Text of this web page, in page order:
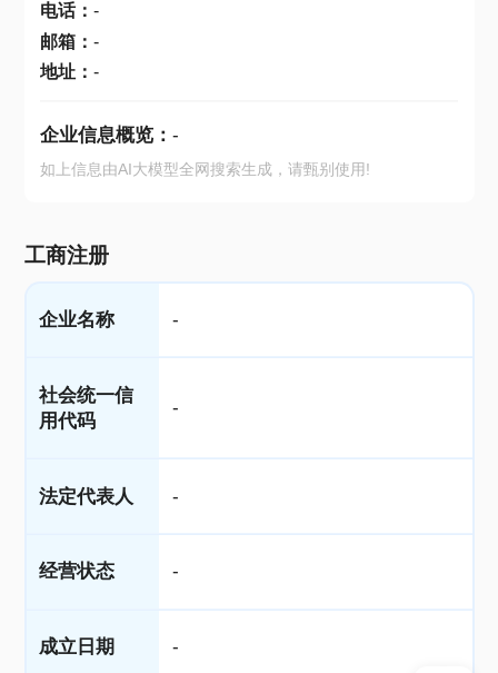
电话： -
邮箱： -
地址： -
企业信息概览： -
如上信息由AI大模型全网搜索生成，请甄别使用!
工商注册
企业名称 -
社会统一信
用代码
-
法定代表人 -
经营状态 -
成立日期 -